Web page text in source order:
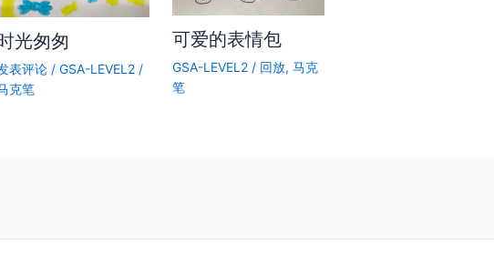
光匆匆
表评论 /GSA-LEVEL2 /
克笔
可爱的表情包
GSA-LEVEL2/ 回放, 马克
笔